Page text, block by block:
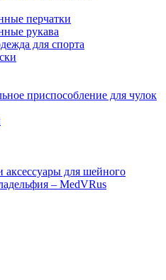
перчатки
рукава
для спорта
приспособление для чулок
для шейного
– MedVRus